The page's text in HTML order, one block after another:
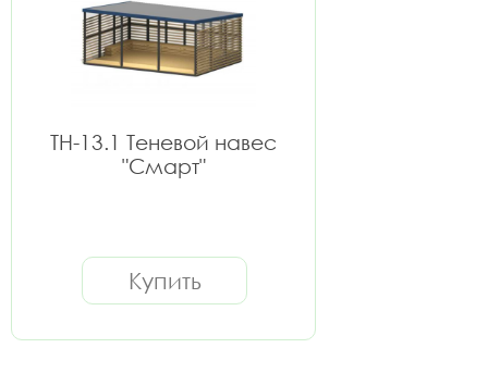
ТН-13.1 Теневой навес
"Смарт"
Купить